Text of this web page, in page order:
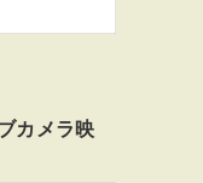
カメラ映